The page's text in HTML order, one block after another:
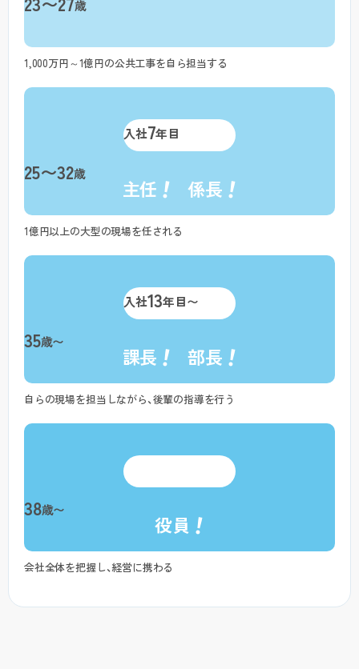
歳
1,000万円～1億円の公共工事を自ら担当する
入社7年目
主任 ！ 係長 ！
25〜32歳
1億円以上の大型の現場を任される
入社13年目〜
課長 ！ 部長 ！
35歳〜
自らの現場を担当しながら、後輩の指導を行う
役員 ！
38歳〜
会社全体を把握し、経営に携わる